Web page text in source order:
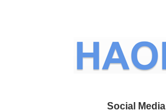
Social Media